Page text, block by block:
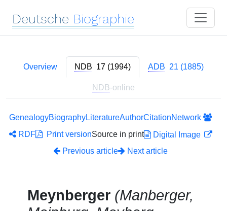
Deutsche Biographie
Overview NDB 17 (1994) ADB 21 (1885)
NDB-online
GenealogyBiographyLiteratureAuthorCitationNetwork
RDF
Print versionSource in print
Digital Image
Previous article
Next article
Meynberger (Manberger,